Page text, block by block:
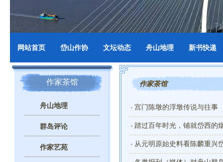
网站首页 岱山作协 文坛动态 舟山地理 新书快递
作家茶馆
宫门陈墩的浮墩传说与往事
踏过百年时光，铺就岱西的
从元明原始史料看陈麟重兴
作家茶馆
舟山地理
群岛评论
作家艺苑